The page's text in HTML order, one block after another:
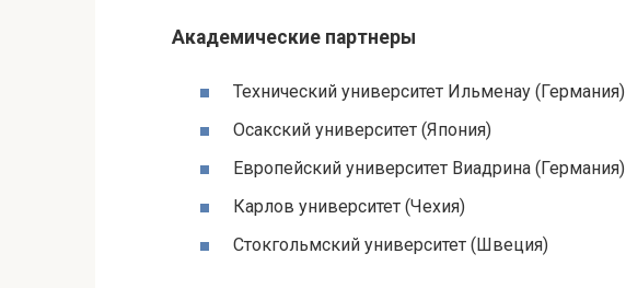
Академические партнеры
Технический университет Ильменау (Германия)
Осакский университет (Япония)
Европейский университет Виадрина (Германия)
Карлов университет (Чехия)
Стокгольмский университет (Швеция)